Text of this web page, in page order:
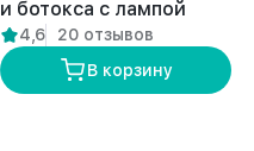
и ботокса с лампой
“ANVIKOR VC-AIR-5”
4,6
20 отзывов
В корзину